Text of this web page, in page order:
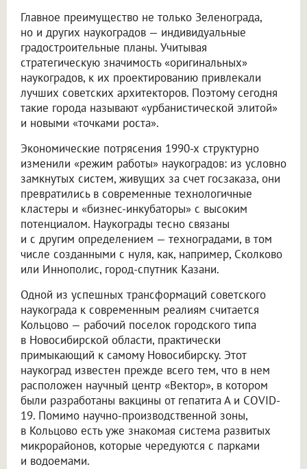
Главное преимущество не только Зеленограда,
но и других наукоградов — индивидуальные
градостроительные планы. Учитывая
стратегическую значимость «оригинальных»
наукоградов, к их проектированию привлекали
лучших советских архитекторов. Поэтому сегодня
такие города называют «урбанистической элитой»
и новыми «точками роста».
Экономические потрясения 1990-х структурно
изменили «режим работы» наукоградов: из условно
замкнутых систем, живущих за счет госзаказа, они
превратились в современные технологичные
кластеры и «бизнес-инкубаторы» с высоким
потенциалом. Наукограды тесно связаны
и с другим определением — техноградами, в том
числе созданными с нуля, как, например, Сколково
или Иннополис, город-спутник Казани.
Одной из успешных трансформаций советского
наукограда к современным реалиям считается
Кольцово — рабочий поселок городского типа
в Новосибирской области, практически
примыкающий к самому Новосибирску. Этот
наукоград известен прежде всего тем, что в нем
расположен научный центр «Вектор», в котором
были разработаны вакцины от гепатита А и COVID-
19. Помимо научно-производственной зоны,
в Кольцово есть уже знакомая система развитых
микрорайонов, которые чередуются с парками
и водоемами.